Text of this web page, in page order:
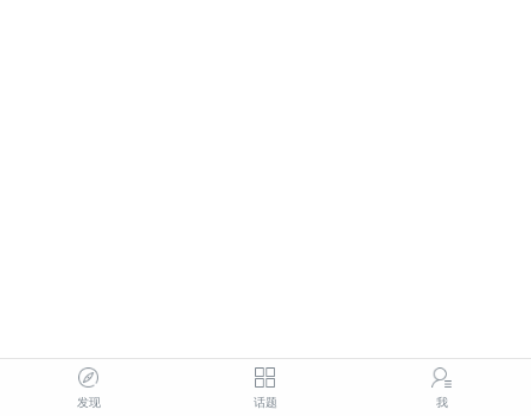
发现 话题 我